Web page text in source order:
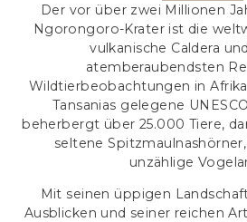
Der vor über zwei Millionen
Ngorongoro-Krater ist die
vulkanische Caldera
atemberaubendsten
Wildtierbeobachtungen in
Tansanias gelegene
beherbergt über 25.000 Tiere,
seltene
unzählige
Mit seinen üppigen
Ausblicken und seiner reichen